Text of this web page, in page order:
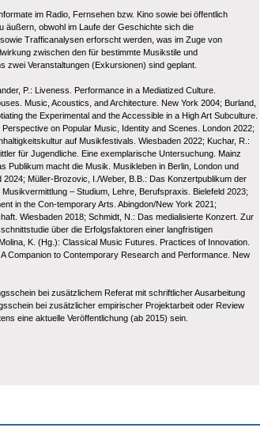
im Radio, Fernsehen bzw. Kino sowie bei öffentlich
äußern, obwohl im Laufe der Geschichte sich die
Trafficanalysen erforscht werden, was im Zuge von
zwischen den für bestimmte Musikstile und
zwei Veranstaltungen (Exkursionen) sind geplant.
P.: Liveness. Performance in a Mediatized Culture.
Music, Acoustics, and Architecture. New York 2004; Burland,
the Experimental and the Accessible in a High Art Subculture.
on Popular Music, Identity and Scenes. London 2022;
auf Musikfestivals. Wiesbaden 2022; Kuchar, R.:
für Jugendliche. Eine exemplarische Untersuchung. Mainz
Publikum macht die Musik. Musikleben in Berlin, London und
Müller-Brozovic, I./Weber, B.B.: Das Konzertpublikum der
– Studium, Lehre, Berufspraxis. Bielefeld 2023;
in the Con-temporary Arts. Abingdon/New York 2021;
Wiesbaden 2018; Schmidt, N.: Das medialisierte Konzert. Zur
über die Erfolgsfaktoren einer langfristigen
K. (Hg.): Classical Music Futures. Practices of Innovation.
Companion to Contemporary Research and Performance. New
bei zusätzlichem Referat mit schriftlicher Ausarbeitung
bei zusätzlicher empirischer Projektarbeit oder Review
eine aktuelle Veröffentlichung (ab 2015) sein.